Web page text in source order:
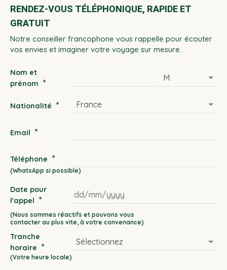
RENDEZ-VOUS TÉLÉPHONIQUE, RAPIDE ET
GRATUIT
Notre conseiller francophone vous rappelle pour écouter
vos envies et imaginer votre voyage sur mesure.
Nom et
prénom *
Nationalité *
Email *
Téléphone *
Date pour
l'appel *
DD
slash
MM
slash
Tranche
horaire *